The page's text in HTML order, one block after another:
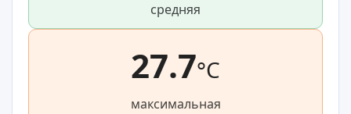
средняя
27.7°C
максимальная